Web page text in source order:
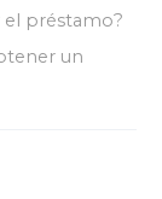
el préstamo?
un